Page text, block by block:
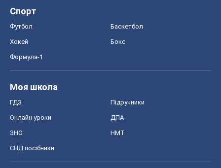
Спорт
Футбол Баскетбол
Хокей Бокс
Формула-1
Моя школа
ГДЗ Підручники
Онлайн уроки ДПА
ЗНО НМТ
СНД посібники